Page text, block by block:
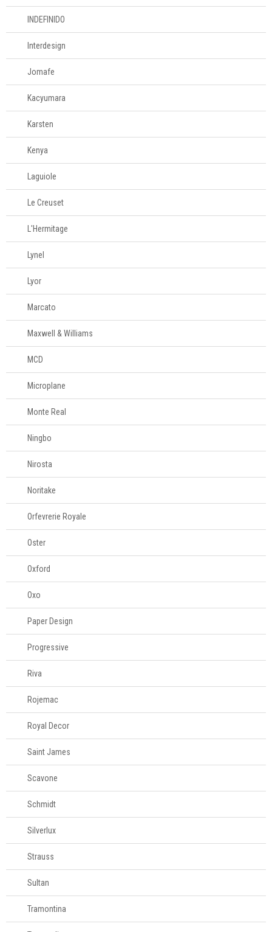
INDEFINIDO
Interdesign
Jomafe
Kacyumara
Karsten
Kenya
Laguiole
Le Creuset
L'Hermitage
Lynel
Lyor
Marcato
Maxwell & Williams
MCD
Microplane
Monte Real
Ningbo
Nirosta
Noritake
Orfevrerie Royale
Oster
Oxford
Oxo
Paper Design
Progressive
Riva
Rojemac
Royal Decor
Saint James
Scavone
Schmidt
Silverlux
Strauss
Sultan
Tramontina